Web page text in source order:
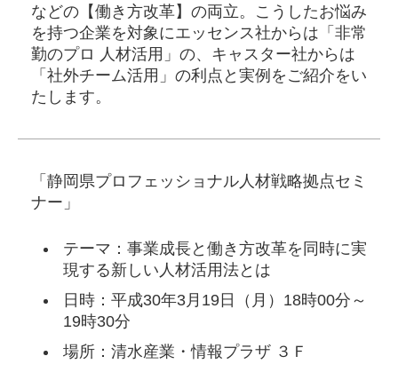
などの【働き方改革】の両立。こうしたお悩み
を持つ企業を対象にエッセンス社からは「非常
勤のプロ 人材活用」の、キャスター社からは
「社外チーム活用」の利点と実例をご紹介をい
たします。
「静岡県プロフェッショナル人材戦略拠点セミ
ナー」
テーマ：事業成長と働き方改革を同時に実
現する新しい人材活用法とは
日時：平成30年3月19日（月）18時00分～
19時30分
場所：清水産業・情報プラザ ３Ｆ